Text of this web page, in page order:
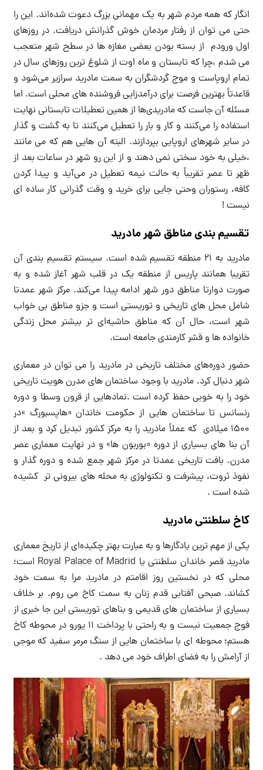
انگار که همه مردم شهر به یک مهمانی بزرگ دعوت شده‌اند. این را
حتی می توان از رفتار مردمان خوش گذرانش دریافت. در روزهای
اول ورودم از بسته بودن بعضی مغازه ها در سطح شهر متعجب
می شدم ،چرا که تابستان و ماه اوت از شلوغ ترین روزهای سال در
تمام اروپاست و موج گردشگران به سمت مادرید سرازیر می‌شود و
قاعدتاً بهترین فرصت برای درآمدزایی فروشنده های محلی است. اما
مسئله آن جاست که مادریدی‌ها از همین تعطیلات تابستانی نهایت
استفاده را می‌کنند و کار و بار را تعطیل می‌کنند تا به گشت و گذار
در سایر شهرهای اروپایی بپردازند. البته آن هایی هم که می مانند
،خیلی به خود سختی نمی دهند و از این رو شهر در ساعات بعد از
ظهر تا عصر تقریباً به حالت نیمه تعطیل در می‌آید و پیدا کردن
کافه، رستوران وحتی جایی برای خرید و وقت گذرانی کار ساده ای
نیست !
تقسیم بندی مناطق شهر مادرید
مادرید به ۲۱ منطقه تقسیم شده است. سیستم تقسیم بندی آن
تقریبا همانند پاریس از منطقه یک در قلب شهر آغاز شده و به
صورت دوارتا مناطق دور شهر ادامه پیدا می‌کند. مرکز شهر عمدتا
شامل محل های تاریخی و توریستی است و جزو مناطق بی خواب
شهر است، حال آن که مناطق حاشیه‌ای تر بیشتر محل زندگی
خانواده ها و قشر کارمندی جامعه است.
حضور دوره‌های مختلف تاریخی در مادرید را می توان در معماری
شهر دنبال کرد. مادرید با وجود ساختمان های مدرن هویت تاریخی
خود را به خوبی حفظ کرده است .نمادهایی از قرون وسطا و دوره
رنسانس تا ساختمان هایی از حکومت خاندان «هاپسبورگ »در
۱۵۰۰ میلادی که عملاً مادرید را به مرکز کشور تبدیل کرد و بعد از
آن بنا های بسیاری از دوره «بوربون ها» و در نهایت معماری عصر
مدرن. بافت تاریخی عمدتا در مرکز شهر جمع شده و دوره گذار و
نفوذ ثروت، پیشرفت و تکنولوژی به محله های بیرونی تر کشیده
شده است .
کاخ سلطنتی مادرید
یکی از مهم ترین یادگارها و به عبارت بهتر چکیده‌ای از تاریخ معماری
مادرید قصر خاندان سلطنتی یا Royal Palace of Madrid است؛
محلی که در نخستین روز اقامتم در مادرید مرا به سمت خود
کشاند. صبحی آفتابی قدم زنان به سمت کاخ می روم. بر خلاف
بسیاری از ساختمان های قدیمی و بناهای توریستی این جا خبری از
فوج جمعیت نیست و به راحتی با پرداخت ۱۱ یورو در محوطه کاخ
هستم؛ محوطه ای با ساختمان هایی از سنگ مرمر سفید که موجی
از آرامش را به فضای اطراف خود می دهد .